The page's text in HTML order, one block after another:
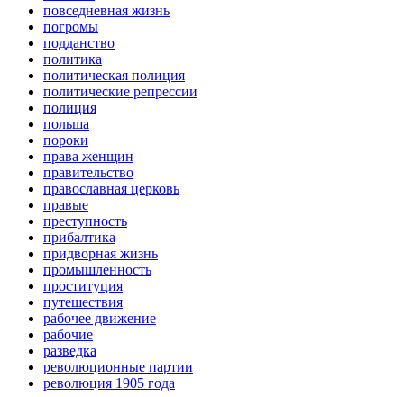
повседневная жизнь
погромы
подданство
политика
политическая полиция
политические репрессии
полиция
польша
пороки
права женщин
правительство
православная церковь
правые
преступность
прибалтика
придворная жизнь
промышленность
проституция
путешествия
рабочее движение
рабочие
разведка
революционные партии
революция 1905 года